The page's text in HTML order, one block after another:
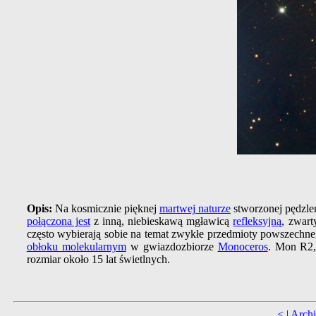
Opis: Na kosmicznie pięknej martwej naturzestworzonej
połączona jestz inną, niebieskawą mgławicąrefleksyjną,
często wybierają sobie na temat zwykłe przedmioty
obłoku molekularnymw gwiazdozbiorze Monoceros. Mon
rozmiar około 15 lat świetlnych.